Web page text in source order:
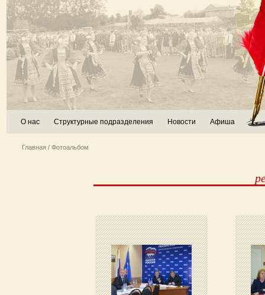
О нас Структурные подразделения Новости Афиша
Главная / Фотоальбом